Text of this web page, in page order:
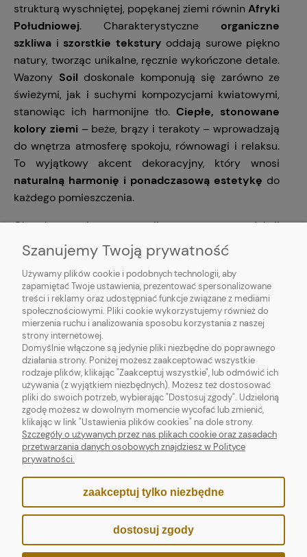
strukturą wyschniętej, popękanej ziemi równinAfryki
Południowej. Charakterystyczne organiczne
szkliwa i szorstkie tekstury oddają surowe piękno
natury, tworząc unikalne, ręcznie wykończone detale.
Wazony Soil doskonale komponują się zarówno ze
świeżymi, jak i suchymi kompozycjami kwiatowymi,
stanowiąc ich harmonijne tło. Ciepłe, stonowane
kolory ziemi– beże, brązy i terakoty – wprowadzają
do wnętrza atmosferę spokoju, równowagi i relaksu.
To wyjątkowy akcent dekoracyjny, który wnosi
naturalną harmonię i ponadczasową estetykę do
każdego pomieszczenia.
Charakterystyka: w wyniku procesu produkcji
występują różnice w strukturze oraz kolorze
wazonów, nadając każdemu z nich niepowtarzalny i
oryginalny wygląd.
Kraj producenta: Dania
Dostępność: dostępny
Wysyłka: 48 godz.
ADD TO CART
Szanujemy Twoją prywatność
Używamy plików cookie i podobnych technologii, aby
zapamiętać Twoje ustawienia, prezentować spersonalizowane
treści i reklamy oraz udostępniać funkcje związane z mediami
społecznościowymi. Pliki cookie wykorzystujemy również do
mierzenia ruchu i analizowania sposobu korzystania z naszej
strony internetowej.
Domyślnie włączone są jedynie pliki niezbędne do poprawnego
działania strony. Poniżej możesz zaakceptować wszystkie
rodzaje plików, klikając "Zaakceptuj wszystkie", lub odmówić ich
używania (z wyjątkiem niezbędnych). Możesz też dostosować
pliki do swoich potrzeb, wybierając "Dostosuj zgody". Udzieloną
zgodę możesz w dowolnym momencie wycofać lub zmienić,
klikając w link "Ustawienia plików cookies" na dole strony.
Szczegóły o używanych przez nas plikach cookie oraz zasadach
przetwarzania danych osobowych znajdziesz w Polityce
prywatności.
zaakceptuj tylko niezbędne
dostosuj zgody